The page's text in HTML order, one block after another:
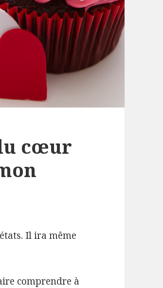
cœur
Il ira même
comprendre à